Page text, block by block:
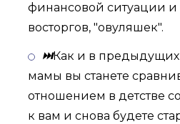
финансовой ситуации
восторгов, "овуляшек".
⏭Как и в предыдущих
мамы вы станете
отношением в детстве
к вам и снова будете